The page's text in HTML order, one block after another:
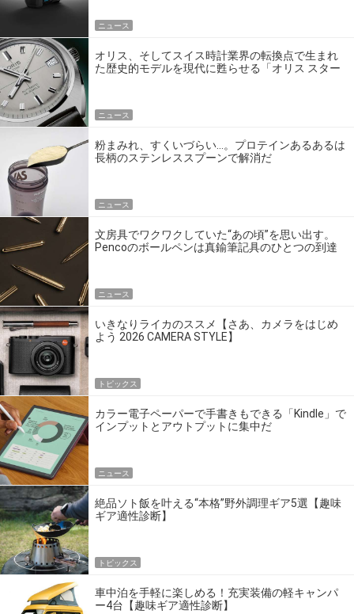
ニュース
オリス、そしてスイス時計業界の転換点で生まれ
た歴史的モデルを現代に甦らせる「オリス スター
ニュース
粉まみれ、すくいづらい…。プロテインあるあるは
長柄のステンレススプーンで解消だ
ニュース
文房具でワクワクしていた“あの頃”を思い出す。
Pencoのボールペンは真鍮筆記具のひとつの到達
ニュース
いきなりライカのススメ【さあ、カメラをはじめ
よう 2026 CAMERA STYLE】
トピックス
カラー電子ペーパーで手書きもできる「Kindle」で
インプットとアウトプットに集中だ
ニュース
絶品ソト飯を叶える“本格”野外調理ギア5選【趣味
ギア適性診断】
トピックス
車中泊を手軽に楽しめる！充実装備の軽キャンパ
ー4台【趣味ギア適性診断】